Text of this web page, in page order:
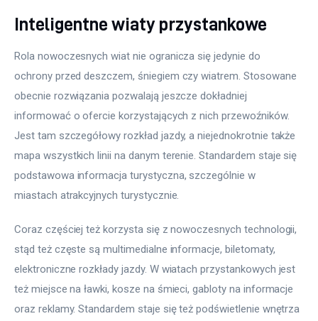
Inteligentne wiaty przystankowe
Rola nowoczesnych wiat nie ogranicza się jedynie do
ochrony przed deszczem, śniegiem czy wiatrem. Stosowane
obecnie rozwiązania pozwalają jeszcze dokładniej
informować o ofercie korzystających z nich przewoźników.
Jest tam szczegółowy rozkład jazdy, a niejednokrotnie także
mapa wszystkich linii na danym terenie. Standardem staje się
podstawowa informacja turystyczna, szczególnie w
miastach atrakcyjnych turystycznie.
Coraz częściej też korzysta się z nowoczesnych technologii,
stąd też częste są multimedialne informacje, biletomaty,
elektroniczne rozkłady jazdy. W wiatach przystankowych jest
też miejsce na ławki, kosze na śmieci, gabloty na informacje
oraz reklamy. Standardem staje się też podświetlenie wnętrza